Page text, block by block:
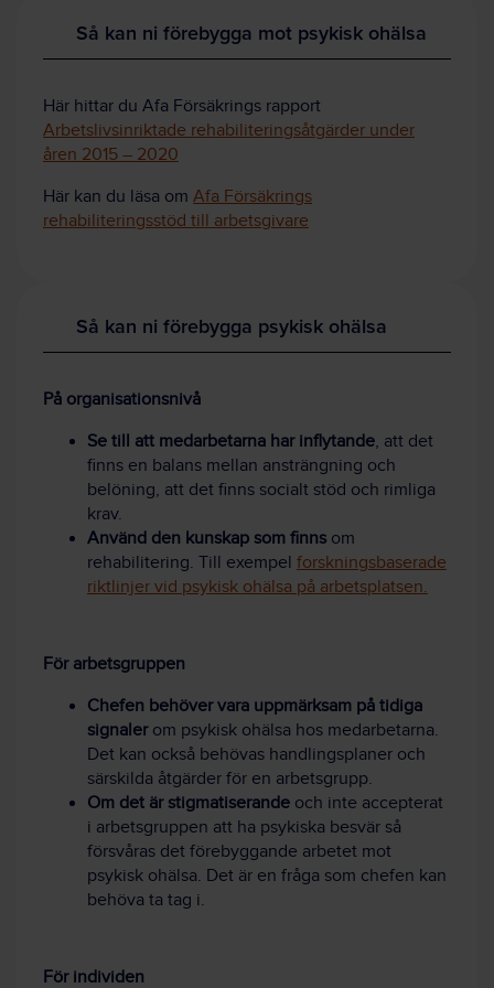
Så kan ni förebygga mot psykisk ohälsa
Här hittar du Afa Försäkrings rapport
Arbetslivsinriktade rehabiliteringsåtgärder under
åren 2015 – 2020
Här kan du läsa om Afa Försäkrings
rehabiliteringsstöd till arbetsgivare
Så kan ni förebygga psykisk ohälsa
På organisationsnivå
Se till att medarbetarna har inflytande, att det
finns en balans mellan ansträngning och
belöning, att det finns socialt stöd och rimliga
krav.
Använd den kunskap som finns om
rehabilitering. Till exempel forskningsbaserade
riktlinjer vid psykisk ohälsa på arbetsplatsen.
För arbetsgruppen
Chefen behöver vara uppmärksam på tidiga
signalerom psykisk ohälsa hos medarbetarna.
Det kan också behövas handlingsplaner och
särskilda åtgärder för en arbetsgrupp.
Om det är stigmatiserande och inte accepterat
i arbetsgruppen att ha psykiska besvär så
försvåras det förebyggande arbetet mot
psykisk ohälsa. Det är en fråga som chefen kan
behöva ta tag i.
För individen